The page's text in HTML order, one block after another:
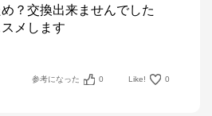
？交換出来ませんでした
メします
参考になった 0 Like! 0